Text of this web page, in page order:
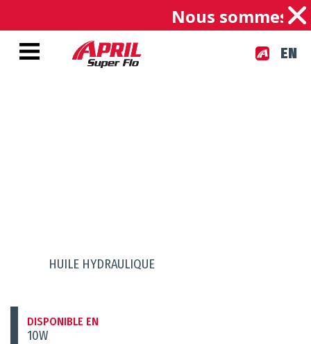
Nous sommes
EN
HUILE HYDRAULIQUE
DISPONIBLE EN
10W